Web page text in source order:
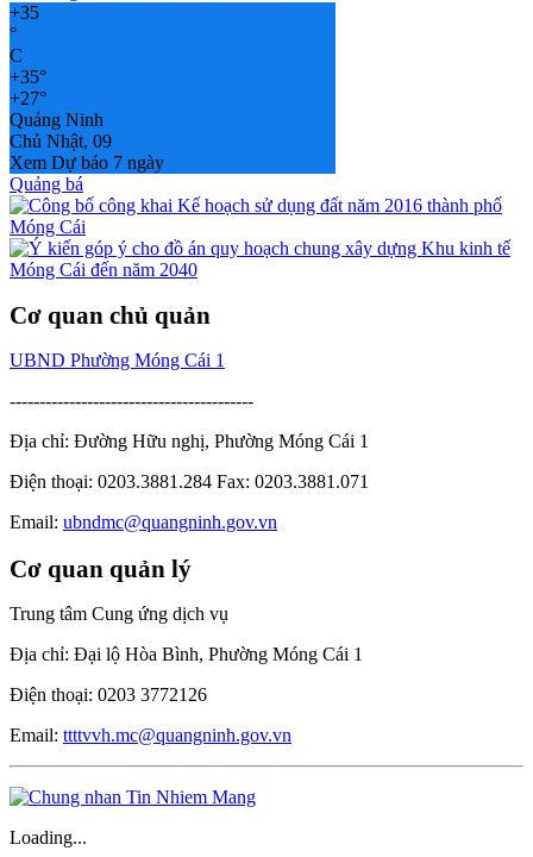
+35
°
C
+35°
+27°
Quảng Ninh
Chủ Nhật, 09
Xem Dự báo 7 ngày
Quảng bá
Cơ quan chủ quản
UBND Phường Móng Cái 1
-----------------------------------------
Địa chỉ: Đường Hữu nghị, Phường Móng Cái 1
Điện thoại: 0203.3881.284 Fax: 0203.3881.071
Email: ubndmc@quangninh.gov.vn
Cơ quan quản lý
Trung tâm Cung ứng dịch vụ
Địa chỉ: Đại lộ Hòa Bình, Phường Móng Cái 1
Điện thoại: 0203 3772126
Email: ttttvvh.mc@quangninh.gov.vn
Loading...